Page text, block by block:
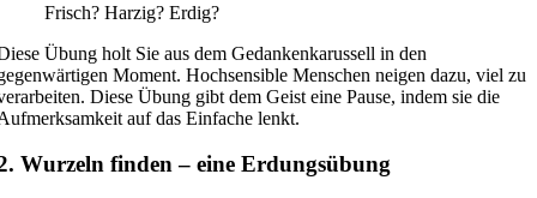
Frisch? Harzig? Erdig?
Übung holt Sie aus dem Gedankenkarussell in den
Moment. Hochsensible Menschen neigen dazu, viel zu
Diese Übung gibt dem Geist eine Pause, indem sie die
auf das Einfache lenkt.
Wurzeln finden – eine Erdungsübung